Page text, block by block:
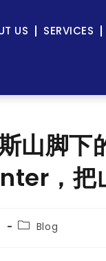
US SERVICES
山脚下
，把
Blog